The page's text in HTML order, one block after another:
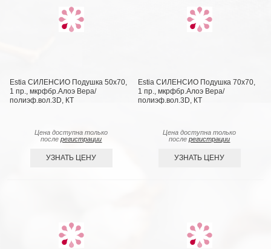
Estia СИЛЕНСИО Подушка 50х70,
1 пр., мкрфбр.Алоэ Вера/
полиэф.вол.3D, КТ
Цена доступна только
послерегистрации
УЗНАТЬ ЦЕНУ
Estia СИЛЕНСИО Подушка 70х70,
1 пр., мкрфбр.Алоэ Вера/
полиэф.вол.3D, КТ
Цена доступна только
послерегистрации
УЗНАТЬ ЦЕНУ